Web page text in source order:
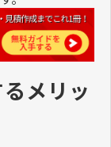
メリッ